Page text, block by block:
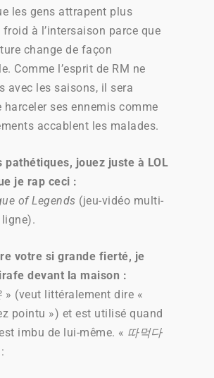
les gens attrapent plus
à l’intersaison parce que
change de façon
Comme l’esprit de RM ne
avec les saisons, il sera
harceler ses ennemis comme
accablent les malades.
pathétiques, jouez juste à LOL
je rap ceci :
of Legends (jeu-vidéo multi-
votre si grande fierté, je
devant la maison :
» (veut littéralement dire «
pointu ») et est utilisé quand
imbu de lui-même. « 따먹다